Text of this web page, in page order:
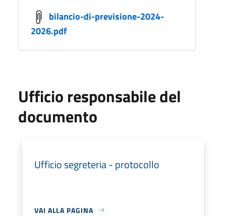
bilancio-di-previsione-2024-
2026.pdf
Ufficio responsabile del
documento
Ufficio segreteria - protocollo
VAI ALLA PAGINA